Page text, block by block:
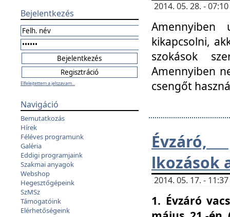
Bejelentkezés
Elfelejtettem a jelszavam...
Navigáció
Bemutatkozás
Hírek
Féléves programunk
Galéria
Eddigi programjaink
Szakmai anyagok
Webshop
Hegesztőgépeink
SzMSz
Támogatóink
Elérhetőségeink
2014. 05. 28. -
kikapcsolni,
szokások
Amennyiben
csengőt
Évzáró,
lkozások
2014. 05. 17. -
1. Évzáró